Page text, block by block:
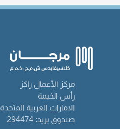
مركز الأعمال راكز
رأس الخيمة
الامارات العربية المتحدة
صندوق بريد: 294474